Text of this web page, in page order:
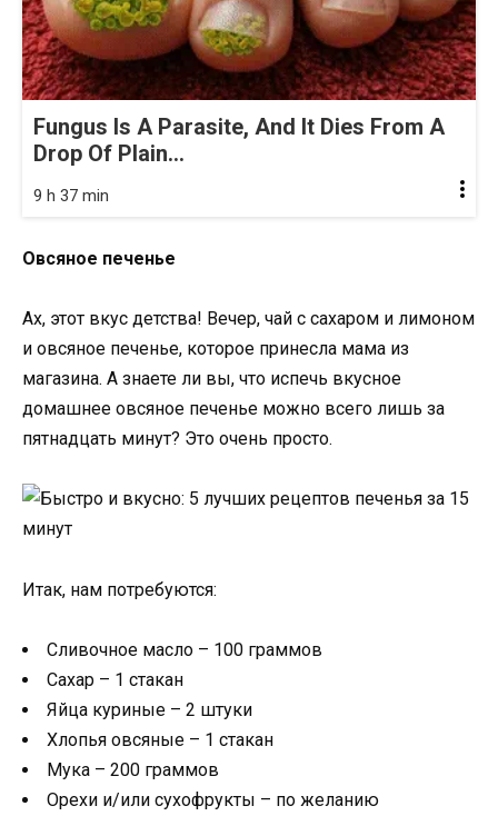
Fungus Is A Parasite, And It Dies From A
Drop Of Plain...
9 h 37 min
Овсяное печенье
Ах, этот вкус детства! Вечер, чай с сахаром и лимоном
и овсяное печенье, которое принесла мама из
магазина. А знаете ли вы, что испечь вкусное
домашнее овсяное печенье можно всего лишь за
пятнадцать минут? Это очень просто.
Итак, нам потребуются:
Сливочное масло – 100 граммов
Сахар – 1 стакан
Яйца куриные – 2 штуки
Хлопья овсяные – 1 стакан
Мука – 200 граммов
Орехи и/или сухофрукты – по желанию